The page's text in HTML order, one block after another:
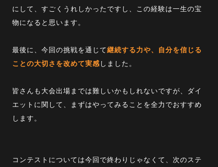
にして、すごくうれしかったですし、この経験は一生の宝
物になると思います。
最後に、今回の挑戦を通じて継続する力や、自分を信じる
ことの大切さを改めて実感 しました。
皆さんも大会出場までは難しいかもしれないですが、ダイ
エットに関して、まずはやってみることを全力でおすすめ
します。
コンテストについては今回で終わりじゃなくて、次のステ